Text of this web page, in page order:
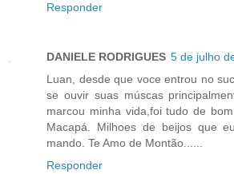
Responder
DANIELE RODRIGUES 5 de julho
Luan, desde que voce entrou no
se ouvir suas múscas
marcou minha vida,foi tudo de
Macapá. Milhoes de beijos que
mando. Te Amo de Montão......
Responder